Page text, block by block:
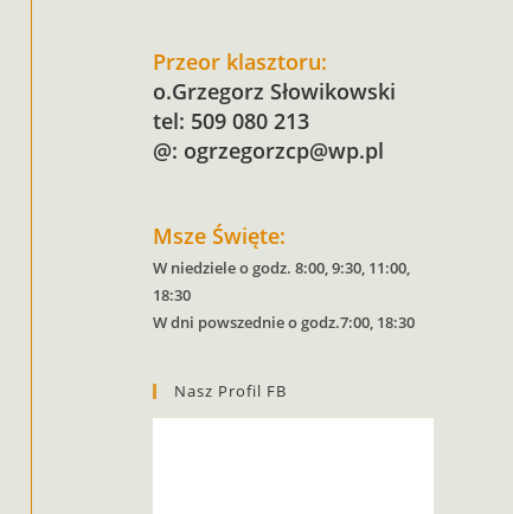
Przeor klasztoru:
o.Grzegorz Słowikowski
tel: 509 080 213
@: ogrzegorzcp@wp.pl
Msze Święte:
W niedziele o godz. 8:00, 9:30, 11:00,
18:30
W dni powszednie o godz.7:00, 18:30
Nasz Profil FB